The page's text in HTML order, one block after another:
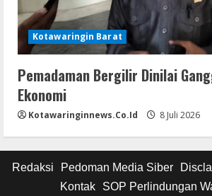
Kotawaringin Barat
Pemadaman Bergilir Dinilai
Ekonomi
Kotawaringinnews.co.id 8 Juli 2026
Redaksi Pedoman Media Siber
Kontak
SOP Perlindungan